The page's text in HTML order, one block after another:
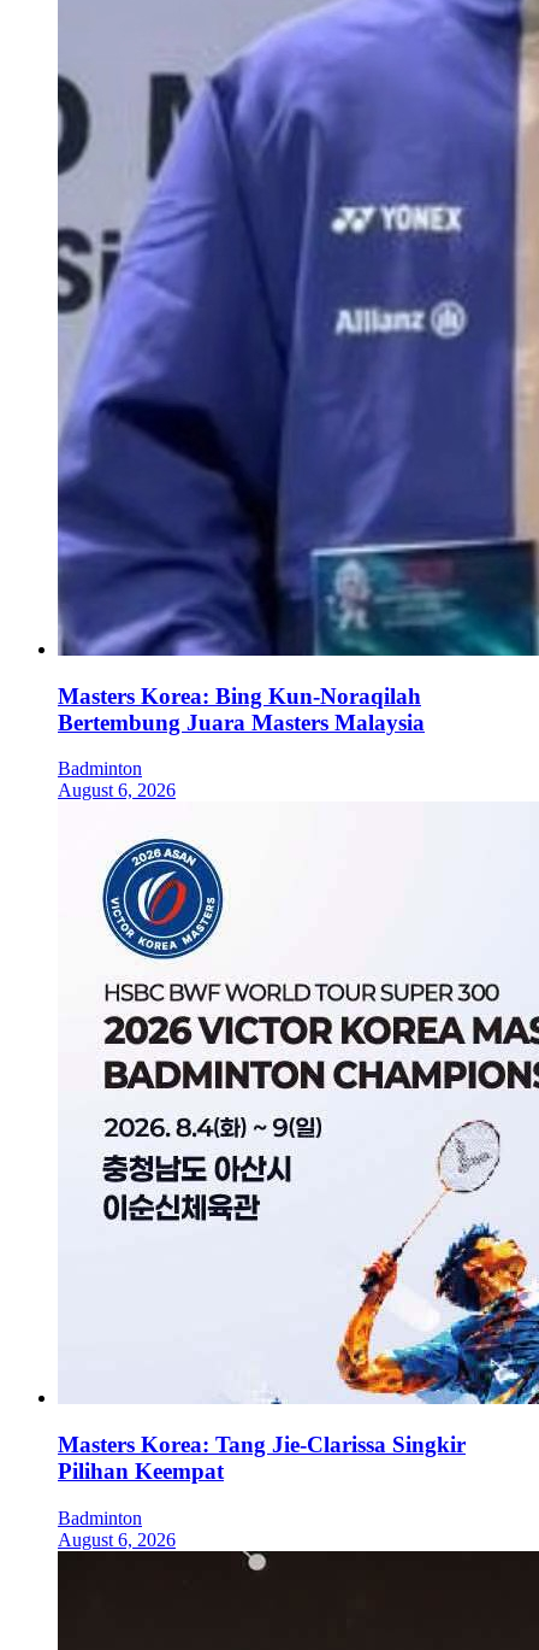
Masters Korea: Bing Kun-Noraqilah
Bertembung Juara Masters Malaysia
Badminton
August 6, 2026
Masters Korea: Tang Jie-Clarissa Singkir
Pilihan Keempat
Badminton
August 6, 2026